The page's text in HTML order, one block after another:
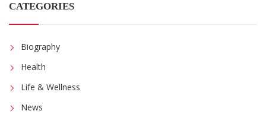
CATEGORIES
Biography
Health
Life & Wellness
News